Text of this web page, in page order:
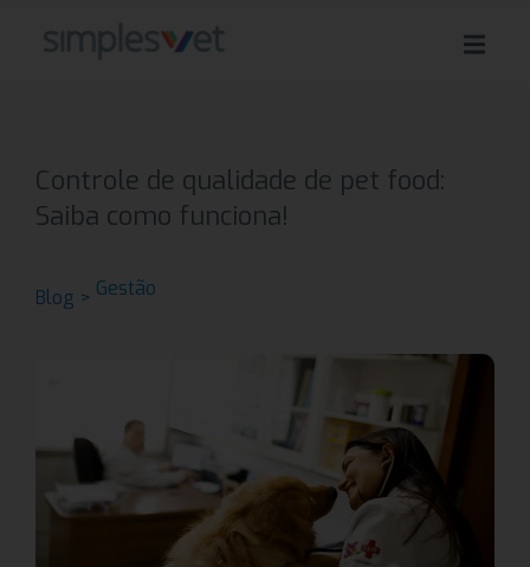
Controle de qualidade de pet food:
Saiba como funciona!
Blog > Gestão